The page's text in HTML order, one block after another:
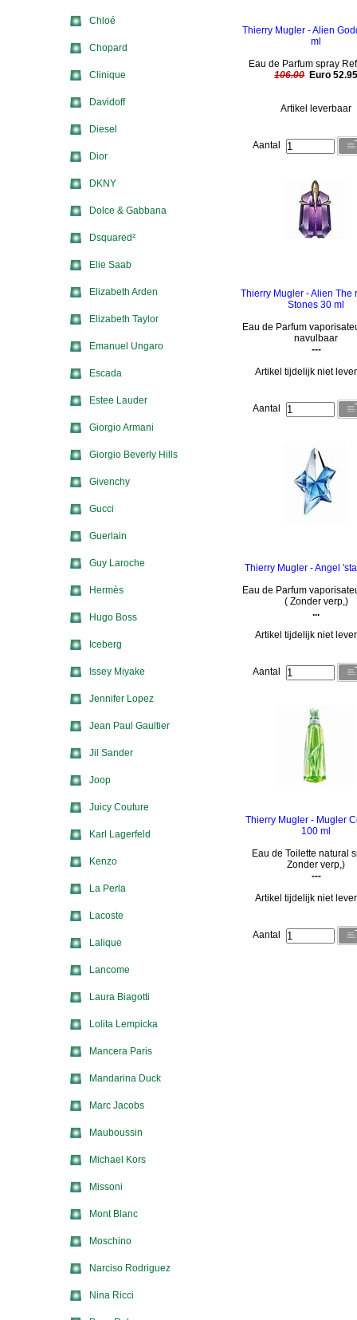
Chloé
Chopard
Clinique
Davidoff
Diesel
Dior
DKNY
Dolce & Gabbana
Dsquared²
Elie Saab
Elizabeth Arden
Elizabeth Taylor
Emanuel Ungaro
Escada
Estee Lauder
Giorgio Armani
Giorgio Beverly Hills
Givenchy
Gucci
Guerlain
Guy Laroche
Hermès
Hugo Boss
Iceberg
Issey Miyake
Jennifer Lopez
Jean Paul Gaultier
Jil Sander
Joop
Juicy Couture
Karl Lagerfeld
Kenzo
La Perla
Lacoste
Lalique
Lancome
Laura Biagotti
Lolita Lempicka
Mancera Paris
Mandarina Duck
Marc Jacobs
Mauboussin
Michael Kors
Missoni
Mont Blanc
Moschino
Narciso Rodriguez
Nina Ricci
Thierry Mugler - Alien
ml
Eau de Parfum spray
106.00 Euro
Artikel leverbaar
Aantal
Thierry Mugler - Alien The
Stones 30 ml
Eau de Parfum
navulbaar
---
Artikel tijdelijk niet
Aantal
Thierry Mugler - Angel
Eau de Parfum
( Zonder verp,)
...
Artikel tijdelijk niet
Aantal
Thierry Mugler - Mugler
100 ml
Eau de Toilette natural
Zonder verp,)
---
Artikel tijdelijk niet
Aantal